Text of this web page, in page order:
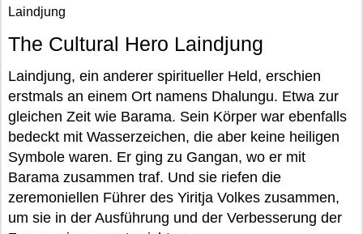
Laindjung
The Cultural Hero Laindjung
Laindjung, ein anderer spiritueller Held, erschien
erstmals an einem Ort namens Dhalungu. Etwa zur
gleichen Zeit wie Barama. Sein Körper war ebenfalls
bedeckt mit Wasserzeichen, die aber keine heiligen
Symbole waren. Er ging zu Gangan, wo er mit
Barama zusammen traf. Und sie riefen die
zeremoniellen Führer des Yiritja Volkes zusammen,
um sie in der Ausführung und der Verbesserung der